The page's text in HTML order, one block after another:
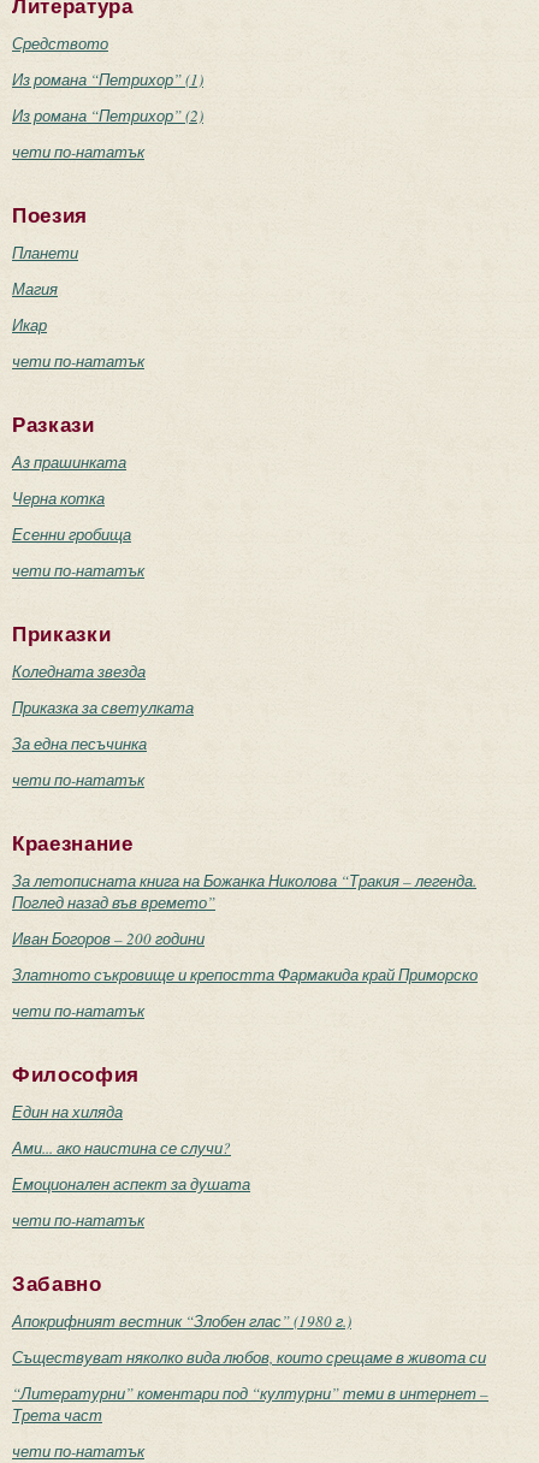
Литература
Средството
Из романа “Петрихор” (1)
Из романа “Петрихор” (2)
чети по-нататък
Поезия
Планети
Магия
Икар
чети по-нататък
Разкази
Аз прашинката
Черна котка
Есенни гробища
чети по-нататък
Приказки
Коледната звезда
Приказка за светулката
За една песъчинка
чети по-нататък
Краезнание
За летописната книга на Божанка Николова “Тракия – легенда.
Поглед назад във времето”
Иван Богоров – 200 години
Златното съкровище и крепостта Фармакида край Приморско
чети по-нататък
Философия
Един на хиляда
Ами... ако наистина се случи?
Емоционален аспект за душата
чети по-нататък
Забавно
Апокрифният вестник “Злобен глас” (1980 г.)
Съществуват няколко вида любов, които срещаме в живота си
“Литературни” коментари под “културни” теми в интернет –
Трета част
чети по-нататък